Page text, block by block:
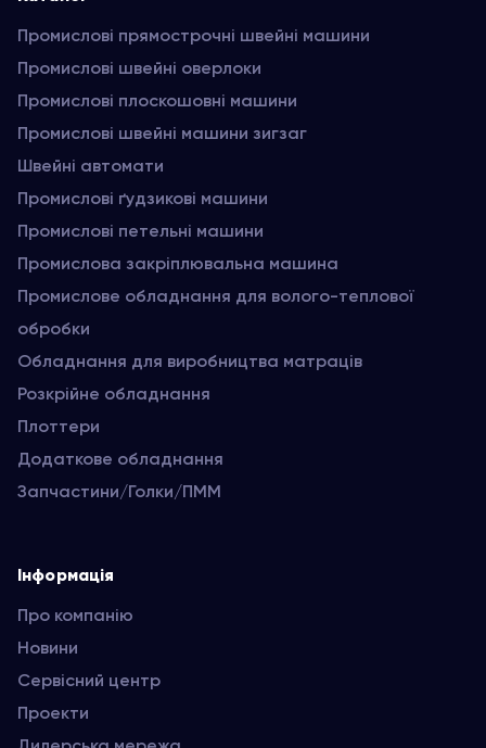
Промислові прямострочні швейні машини
Промислові швейні оверлоки
Промислові плоскошовні машини
Промислові швейні машини зигзаг
Швейні автомати
Промислові ґудзикові машини
Промислові петельні машини
Промислова закріплювальна машина
Промислове обладнання для волого-теплової
обробки
Обладнання для виробництва матраців
Розкрійне обладнання
Плоттери
Додаткове обладнання
Запчастини/Голки/ПММ
Інформація
Про компанію
Новини
Сервісний центр
Проекти